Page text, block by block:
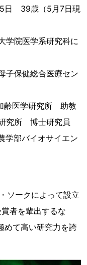
5日 39歳（5月7日現
院医学系研究科に
保健総合医療セン
齢医学研究所 助教
究所 博士研究員
部バイオサイエン
ソークによって設立
者を輩出するな
めて高い研究力を誇